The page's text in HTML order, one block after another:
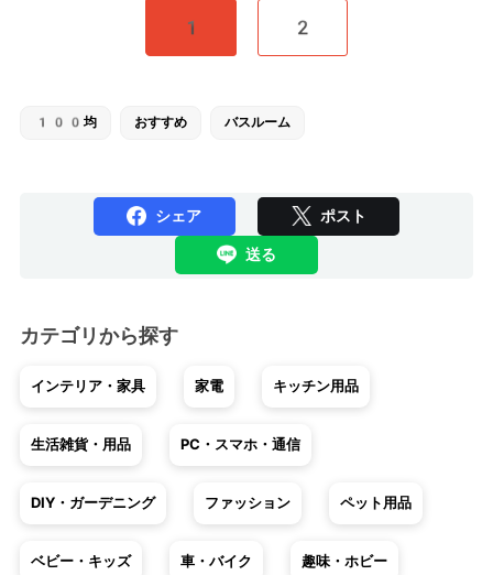
1 2
100均 おすすめ バスルーム
シェア ポスト
送る
カテゴリから探す
インテリア・家具 家電 キッチン用品
生活雑貨・用品 PC・スマホ・通信
DIY・ガーデニング ファッション ペット用品
ベビー・キッズ 車・バイク 趣味・ホビー